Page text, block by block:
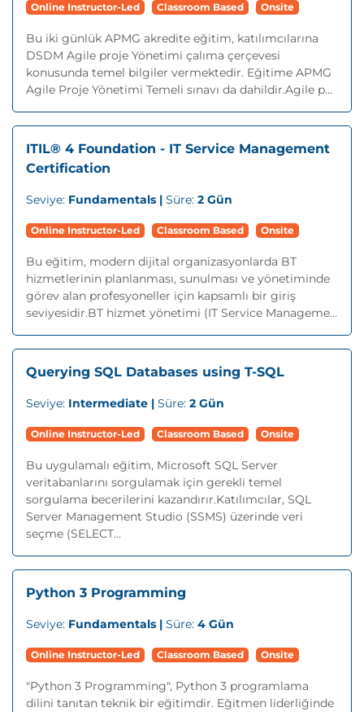
Online Instructor-Led Classroom Based Onsite
Bu iki günlük APMG akredite eğitim, katılımcılarına
DSDM Agile proje Yönetimi çalıma çerçevesi
konusunda temel bilgiler vermektedir. Eğitime APMG
Agile Proje Yönetimi Temeli sınavı da dahildir.Agile p...
ITIL® 4 Foundation - IT Service Management
Certification
Seviye: Fundamentals | Süre: 2 Gün
Online Instructor-Led Classroom Based Onsite
Bu eğitim, modern dijital organizasyonlarda BT
hizmetlerinin planlanması, sunulması ve yönetiminde
görev alan profesyoneller için kapsamlı bir giriş
seviyesidir.BT hizmet yönetimi (IT Service Manageme...
Querying SQL Databases using T-SQL
Seviye: Intermediate | Süre: 2 Gün
Online Instructor-Led Classroom Based Onsite
Bu uygulamalı eğitim, Microsoft SQL Server
veritabanlarını sorgulamak için gerekli temel
sorgulama becerilerini kazandırır.Katılımcılar, SQL
Server Management Studio (SSMS) üzerinde veri
seçme (SELECT...
Python 3 Programming
Seviye: Fundamentals | Süre: 4 Gün
Online Instructor-Led Classroom Based Onsite
"Python 3 Programming", Python 3 programlama
dilini tanıtan teknik bir eğitimdir. Eğitmen liderliğinde